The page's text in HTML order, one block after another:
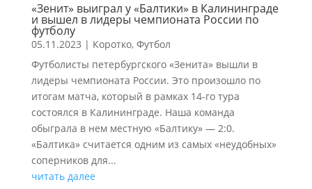
«Зенит» выиграл у «Балтики» в Калининграде
и вышел в лидеры чемпионата России по
футболу
05.11.2023 | Коротко, Футбол
Футболисты петербургского «Зенита» вышли в
лидеры чемпионата России. Это произошло по
итогам матча, который в рамках 14-го тура
состоялся в Калининграде. Наша команда
обыграла в нем местную «Балтику» — 2:0.
«Балтика» считается одним из самых «неудобных»
соперников для...
читать далее